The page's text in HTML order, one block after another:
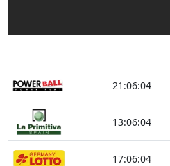
21:06:03
13:06:03
17:06:03